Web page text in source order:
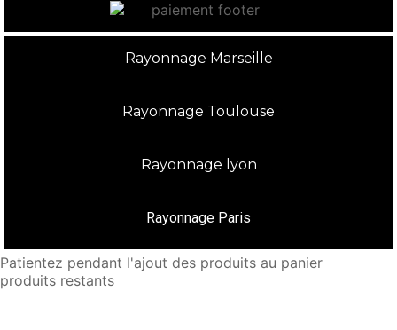
Rayonnage Marseille
Rayonnage Toulouse
Rayonnage lyon
Rayonnage Paris
Patientez pendant l'ajout des produits au panier
produits restants